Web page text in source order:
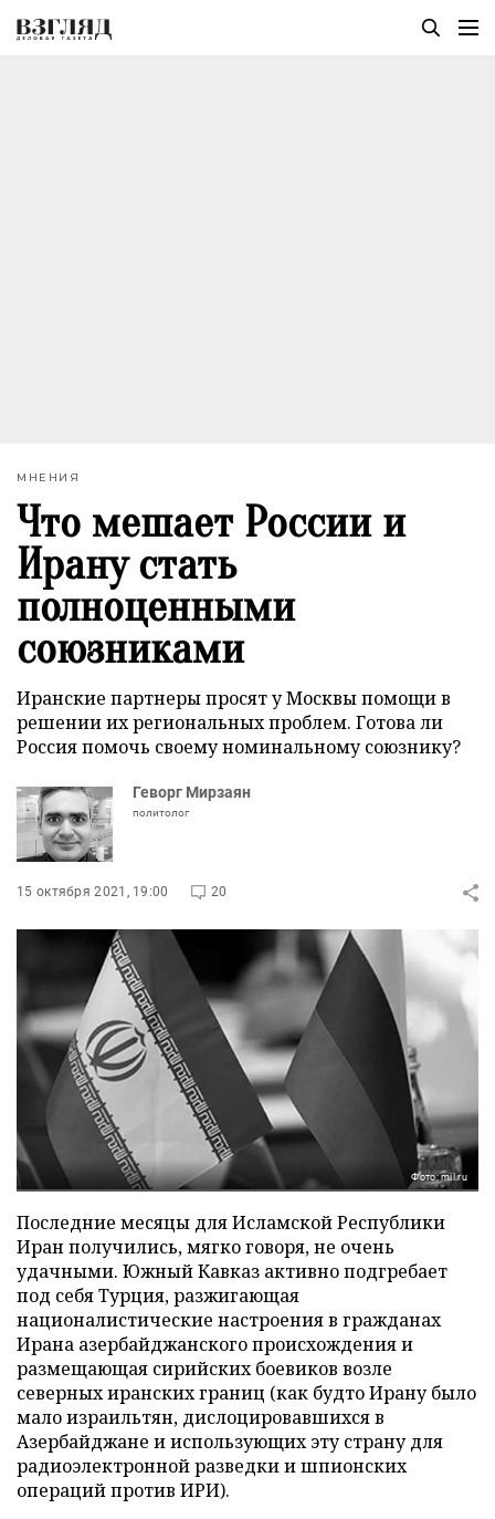
МНЕНИЯ
Что мешает России и
Ирану стать
полноценными
союзниками
Иранские партнеры просят у Москвы помощи в
решении их региональных проблем. Готова ли
Россия помочь своему номинальному союзнику?
Геворг Мирзаян
политолог
15 октября 2021, 19:00 20
Фото: mil.ru
Последние месяцы для Исламской Республики
Иран получились, мягко говоря, не очень
удачными. Южный Кавказ активно подгребает
под себя Турция, разжигающая
националистические настроения в гражданах
Ирана азербайджанского происхождения и
размещающая сирийских боевиков возле
северных иранских границ (как будто Ирану было
мало израильтян, дислоцировавшихся в
Азербайджане и использующих эту страну для
радиоэлектронной разведки и шпионских
операций против ИРИ).